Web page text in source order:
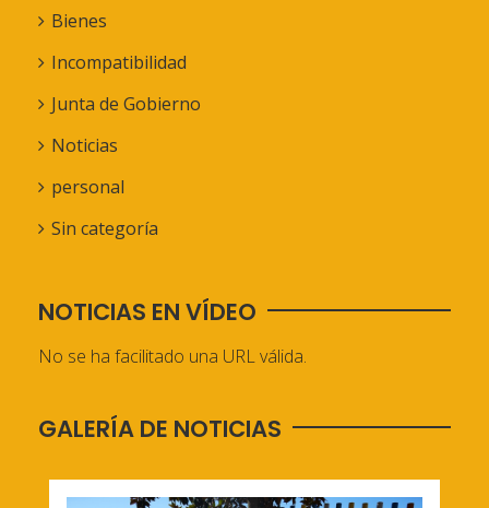
Bienes
Incompatibilidad
Junta de Gobierno
Noticias
personal
Sin categoría
NOTICIAS EN VÍDEO
No se ha facilitado una URL válida.
GALERÍA DE NOTICIAS